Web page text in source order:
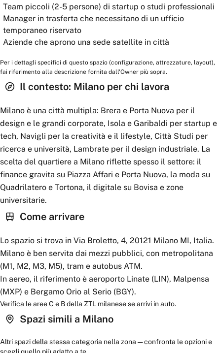
Team piccoli (2-5 persone) di startup o studi professionali
Manager in trasferta che necessitano di un ufficio
temporaneo riservato
Aziende che aprono una sede satellite in città
Per i dettagli specifici di questo spazio (configurazione, attrezzature, layout),
fai riferimento alla descrizione fornita dall'Owner più sopra.
Il contesto: Milano per chi lavora
Milano è una città multipla: Brera e Porta Nuova per il
design e le grandi corporate, Isola e Garibaldi per startup e
tech, Navigli per la creatività e il lifestyle, Città Studi per
ricerca e università, Lambrate per il design industriale. La
scelta del quartiere a Milano riflette spesso il settore: il
finance gravita su Piazza Affari e Porta Nuova, la moda su
Quadrilatero e Tortona, il digitale su Bovisa e zone
universitarie.
Come arrivare
Lo spazio si trova in Via Broletto, 4, 20121 Milano MI, Italia.
Milano è ben servita dai mezzi pubblici, con metropolitana
(M1, M2, M3, M5), tram e autobus ATM.
In aereo, il riferimento è aeroporto Linate (LIN), Malpensa
(MXP) e Bergamo Orio al Serio (BGY).
Verifica le aree C e B della ZTL milanese se arrivi in auto.
Spazi simili a Milano
Altri spazi della stessa categoria nella zona — confronta le opzioni e